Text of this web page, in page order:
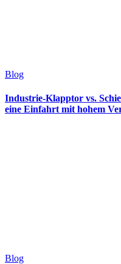
Blog
Industrie-Klapptor vs.
eine Einfahrt mit hohem
Blog